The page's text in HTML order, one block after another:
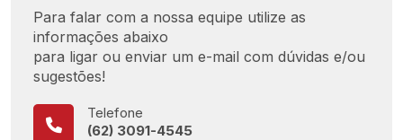
Para falar com a nossa equipe utilize as
informações abaixo
para ligar ou enviar um e-mail com dúvidas e/ou
sugestões!
Telefone
(62) 3091-4545